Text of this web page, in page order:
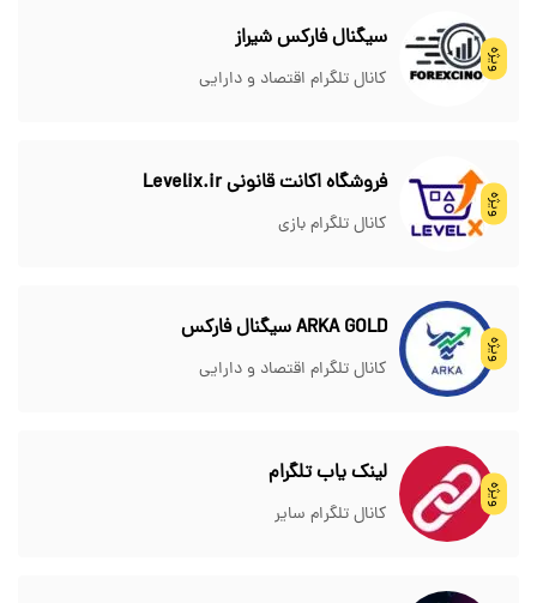
ویژه
سیگنال فارکس شیراز
کانال تلگرام اقتصاد و دارایی
ویژه
فروشگاه اکانت قانونی Levelix.ir
کانال تلگرام بازی
ویژه
ARKA GOLD سیگنال فارکس
کانال تلگرام اقتصاد و دارایی
ویژه
لینک یاب تلگرام
کانال تلگرام سایر